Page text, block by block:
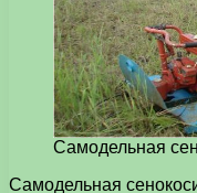
Самодельная
Самодельная